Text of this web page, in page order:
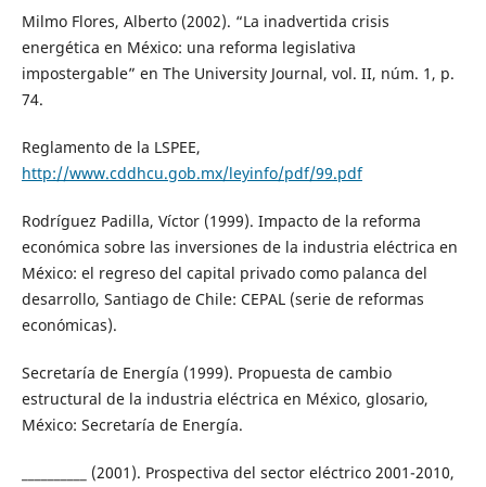
Milmo Flores, Alberto (2002). “La inadvertida crisis
energética en México: una reforma legislativa
impostergable” en The University Journal, vol. II, núm. 1, p.
74.
Reglamento de la LSPEE,
http://www.cddhcu.gob.mx/leyinfo/pdf/99.pdf
Rodríguez Padilla, Víctor (1999). Impacto de la reforma
económica sobre las inversiones de la industria eléctrica en
México: el regreso del capital privado como palanca del
desarrollo, Santiago de Chile: CEPAL (serie de reformas
económicas).
Secretaría de Energía (1999). Propuesta de cambio
estructural de la industria eléctrica en México, glosario,
México: Secretaría de Energía.
__________ (2001). Prospectiva del sector eléctrico 2001-2010,